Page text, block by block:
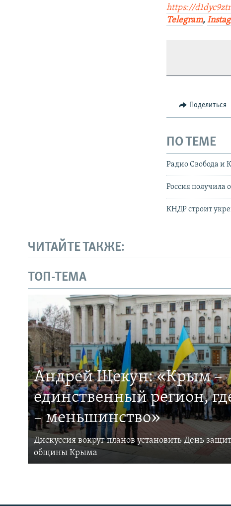
https://
Telegram,
Поделиться
ПО ТЕМЕ
Радио Свобода и
Россия
КНДР строит
ЧИТАЙТЕ ТАКЖЕ:
ТОП-ТЕМА
Андрей Щекун: «Крым –
единственный регион,
– меньшинство»
Дискуссия вокруг планов установить День
общины Крыма